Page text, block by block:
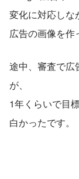
変化に対応しな
広告の画像を作
途中、審査で広
が、
1年くらいで目
白かったです。